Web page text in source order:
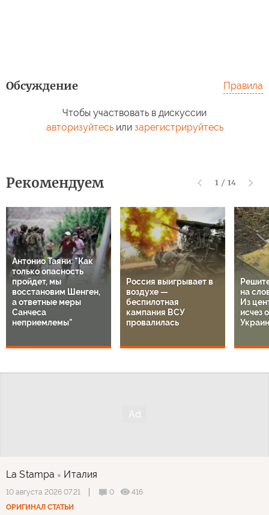
Обсуждение Правила
Чтобы участвовать в дискуссии
авторизуйтесьили зарегистрируйтесь
Рекомендуем 1 / 14
Антонио Таяни: "Как
только опасность
пройдет, мы
восстановим Шенген,
а ответные меры
Санчеса
неприемлемы"
Россия выигрывает в
воздухе —
беспилотная
кампания ВСУ
провалилась
на
Из
исчез
La Stampa Италия
10 августа 2026 07:21 0
416
ОРИГИНАЛ СТАТЬИ